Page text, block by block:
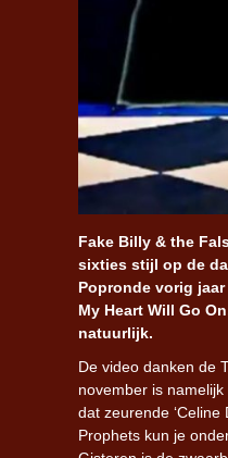
Fake Billy & the
sixties stijl op de
Popronde vorig
My Heart Will Go
natuurlijk.
De video danken de
november is
dat zeurende
Prophets kun je